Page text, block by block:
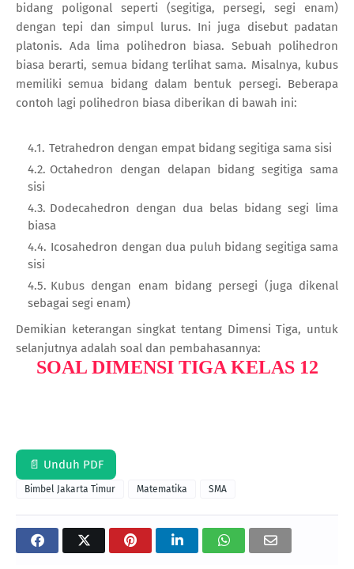
bidang poligonal seperti (segitiga, persegi, segi enam)
dengan tepi dan simpul lurus. Ini juga disebut padatan
platonis. Ada lima polihedron biasa. Sebuah polihedron
biasa berarti, semua bidang terlihat sama. Misalnya, kubus
memiliki semua bidang dalam bentuk persegi. Beberapa
contoh lagi polihedron biasa diberikan di bawah ini:
Tetrahedron dengan empat bidang segitiga sama sisi
Octahedron dengan delapan bidang segitiga sama
sisi
Dodecahedron dengan dua belas bidang segi lima
biasa
Icosahedron dengan dua puluh bidang segitiga sama
sisi
Kubus dengan enam bidang persegi (juga dikenal
sebagai segi enam)
Demikian keterangan singkat tentang Dimensi Tiga, untuk
selanjutnya adalah soal dan pembahasannya:
SOAL DIMENSI TIGA KELAS 12
📄 Unduh PDF
Bimbel Jakarta Timur Matematika SMA